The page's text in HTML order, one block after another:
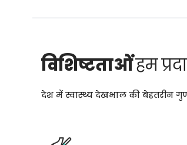
विशिष्टताओंहम
देश में स्वास्थ्य देखभाल की बेहतरीन